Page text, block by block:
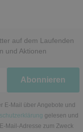
auf dem Laufenden
und Aktionen
Abonnieren
E-Mail über Angebote und
gelesen und
Mail-Adresse zum Zweck